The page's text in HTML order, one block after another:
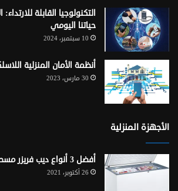
التكنولوجيا القابلة للارتداء:
حياتنا اليومي
10 سبتمبر، 2024
أنظمة الأمان المنزلية
30 مارس، 2023
الأجهزة المنزلية
أفضل 3 أنواع ديب فريزر مسطح (أفقي)
26 أكتوبر، 2021